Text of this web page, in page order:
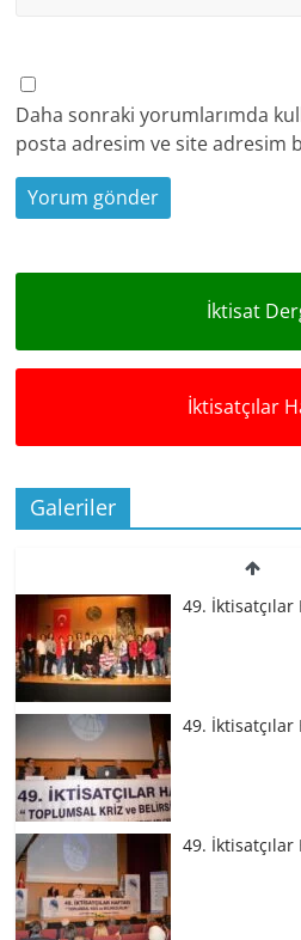
Daha sonraki yorumlarımda
posta adresim ve site adresim
İktisat
İktisatçılar
Galeriler
49. İktisatçılar
49.
49.